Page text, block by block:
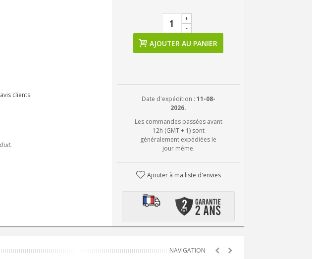
clients.
-
+
AJOUTER AU PANIER
Date d'expédition : 11-08-
2026.
Les commandes passées avant
12h (GMT + 1) sont
généralement expédiées le
jour même.
Ajouter à ma liste d'envies